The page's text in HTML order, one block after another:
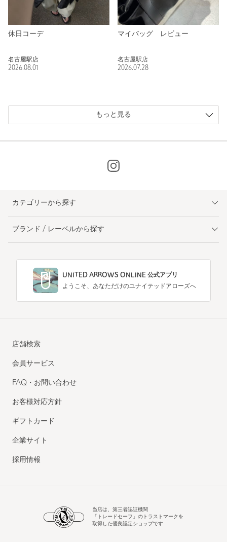
休日コーデ
名古屋駅店
2026.08.01
マイバッグ レビュー
名古屋駅店
2026.07.28
もっと見る
カテゴリーから探す
ブランド / レーベルから探す
UNITED ARROWS ONLINE 公式アプリ
ようこそ、あなただけのユナイテッドアローズへ
店舗検索
会員サービス
FAQ・お問い合わせ
お客様対応方針
ギフトカード
企業サイト
採用情報
当店は、第三者認証機関
「トレードセーフ」のトラストマークを
取得した優良認定ショップです